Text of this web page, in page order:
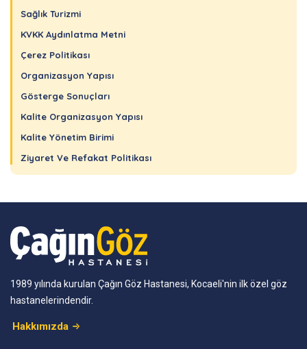
Sağlık Turizmi
KVKK Aydınlatma Metni
Çerez Politikası
Organizasyon Yapısı
Gösterge Sonuçları
Kalite Organizasyon Yapısı
Kalite Yönetim Birimi
Ziyaret Ve Refakat Politikası
1989 yılında kurulan Çağın Göz Hastanesi, Kocaeli'nin ilk özel göz
hastanelerindendir.
Hakkımızda